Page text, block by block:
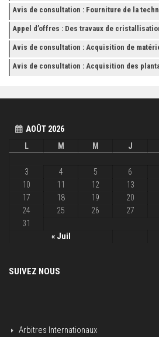
et finition de RAYONNAGES pour la
Avis de consultation : Fourniture de la
Appel d’offres : Des travaux de
des grès
Avis de consultation : Acquisition de
Accessoires
Avis de consultation : Acquisition des
AOÛT 2026
L
M M J
« Juil
3
4 5 6
10
11 12 13
17
18 19 20
24
25 26 27
31
SUIVEZ NOUS
Arbitres Internationaux